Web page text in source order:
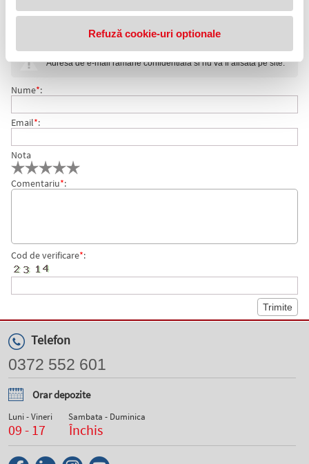
Refuză cookie-uri optionale
COMENTARII CANDELE STICLA 9 BUCATI/SET 70-7
ARDERE 28 ORE
Nu exista comentarii. Fii primul care comenteaza acest produs!
Adresa de e-mail ramane confidentiala si nu va fi afisata pe site.
Nume*:
Email*:
Nota
Comentariu*:
Cod de verificare*:
Telefon
0372 552 601
Orar depozite
Luni - Vineri
09 - 17
Sambata - Duminica
Închis